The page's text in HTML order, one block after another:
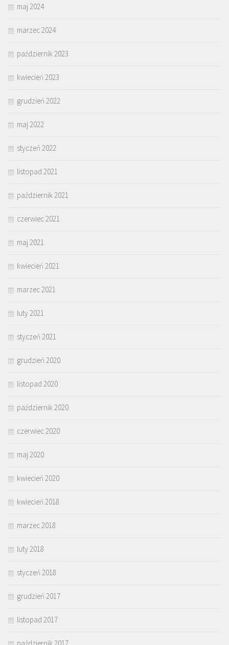
maj 2024
marzec 2024
październik 2023
kwiecień 2023
grudzień 2022
maj 2022
styczeń 2022
listopad 2021
październik 2021
czerwiec 2021
maj 2021
kwiecień 2021
marzec 2021
luty 2021
styczeń 2021
grudzień 2020
listopad 2020
październik 2020
czerwiec 2020
maj 2020
kwiecień 2020
kwiecień 2018
marzec 2018
luty 2018
styczeń 2018
grudzień 2017
listopad 2017